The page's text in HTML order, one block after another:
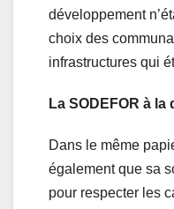
développement
choix des
infrastructures qui
La SODEFOR à la
Dans le même
également que sa
pour respecter les